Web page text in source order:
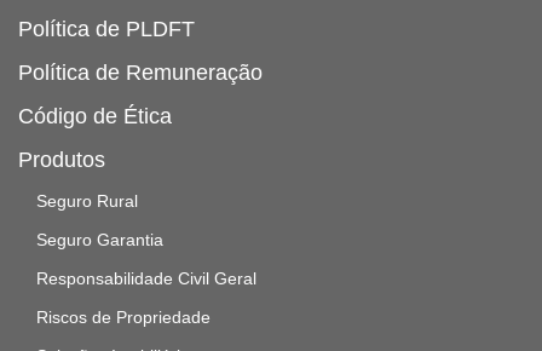
Política de PLDFT
Política de Remuneração
Código de Ética
Produtos
Seguro Rural
Seguro Garantia
Responsabilidade Civil Geral
Riscos de Propriedade